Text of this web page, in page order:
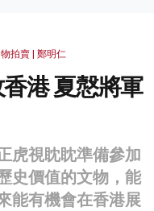
拍賣 | 鄭明仁
港 夏慤將軍
虎視眈眈準備參加
史價值的文物，能
能有機會在香港展